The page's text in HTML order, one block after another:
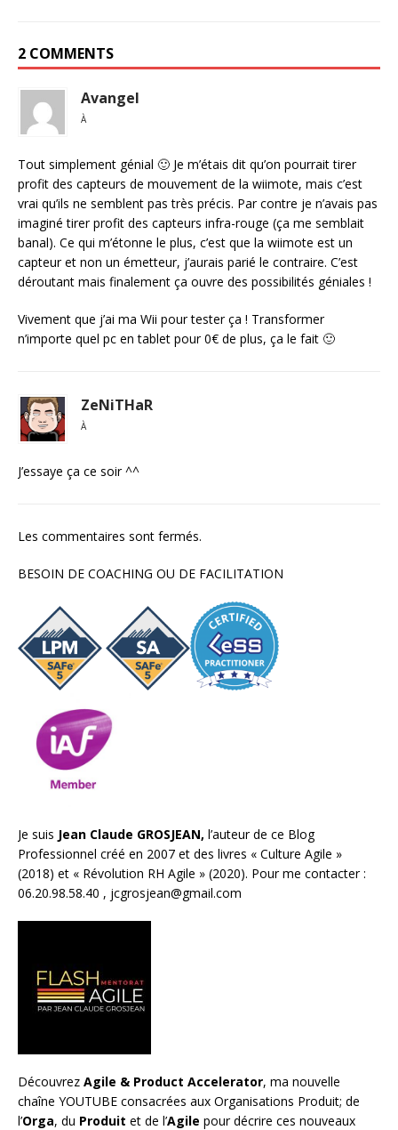
2 COMMENTS
Avangel
À
Tout simplement génial 🙂 Je m’étais dit qu’on pourrait tirer
profit des capteurs de mouvement de la wiimote, mais c’est
vrai qu’ils ne semblent pas très précis. Par contre je n’avais pas
imaginé tirer profit des capteurs infra-rouge (ça me semblait
banal). Ce qui m’étonne le plus, c’est que la wiimote est un
capteur et non un émetteur, j’aurais parié le contraire. C’est
déroutant mais finalement ça ouvre des possibilités géniales !
Vivement que j’ai ma Wii pour tester ça ! Transformer
n’importe quel pc en tablet pour 0€ de plus, ça le fait 🙂
ZeNiTHaR
À
J’essaye ça ce soir ^^
Les commentaires sont fermés.
BESOIN DE COACHING OU DE FACILITATION
Je suis Jean Claude GROSJEAN, l’auteur de ce Blog
Professionnel créé en 2007 et des livres « Culture Agile »
(2018) et « Révolution RH Agile » (2020). Pour me contacter :
06.20.98.58.40 , jcgrosjean@gmail.com
Découvrez Agile & Product Accelerator, ma nouvelle
chaîne YOUTUBE consacrées aux Organisations Produit; de
l’Orga, du Produit et de l’Agile pour décrire ces nouveaux